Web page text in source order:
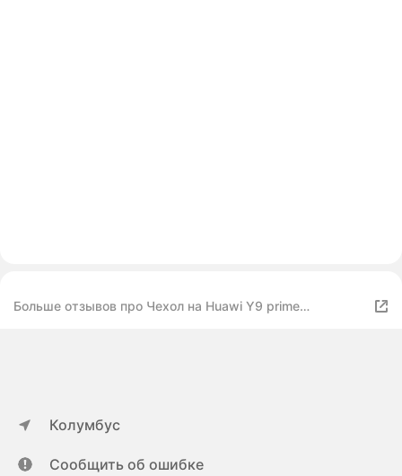
Больше отзывов про Чехол на Huawi Y9 prime
Колумбус
Сообщить об ошибке